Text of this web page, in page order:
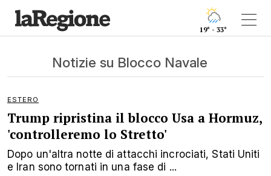
19° - 33°
Notizie su Blocco Navale
ESTERO
Trump ripristina il blocco Usa a Hormuz,
'controlleremo lo Stretto'
Dopo un'altra notte di attacchi incrociati, Stati Uniti
e Iran sono tornati in una fase di ...